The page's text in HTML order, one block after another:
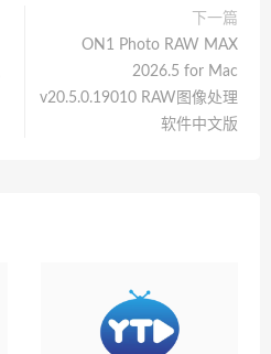
下一篇
ON1 Photo RAW MAX
2026.5 for Mac
v20.5.0.19010 RAW图像处理
软件中文版